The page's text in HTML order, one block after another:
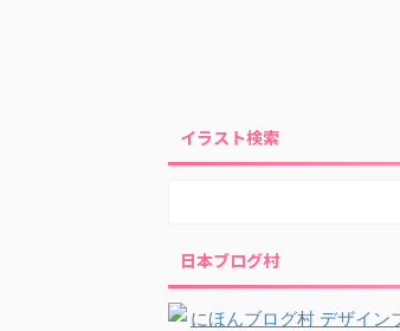
イラスト検索
日本ブログ村